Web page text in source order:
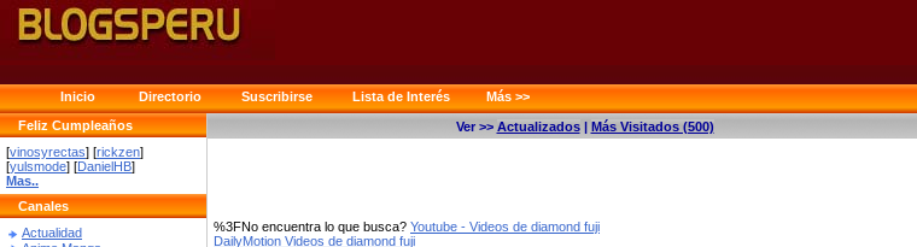
Inicio Directorio Suscribirse Lista de Interés
Más >>
Feliz Cumpleaños
[vinosyrectas] [rickzen]
[yulsmode] [DanielHB]
Mas..
Canales
Actualidad
Ver >> Actualizados| Más Visitados (500)
%3FNo encuentra lo que busca? Youtube - Videos de diamond fuji
DailyMotion Videos de diamond fuji